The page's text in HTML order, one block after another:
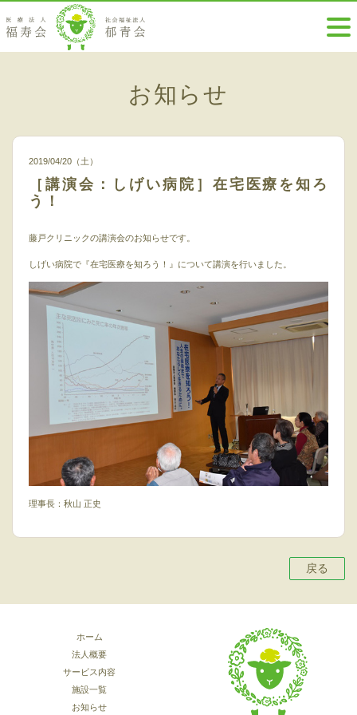
お知らせ
2019/04/20（土）
［講演会：しげい病院］在宅医療を知ろ
う！
藤戸クリニックの講演会のお知らせです。
しげい病院で『在宅医療を知ろう！』について講演を行いました。
理事長：秋山 正史
戻る
ホーム
法人概要
サービス内容
施設一覧
お知らせ